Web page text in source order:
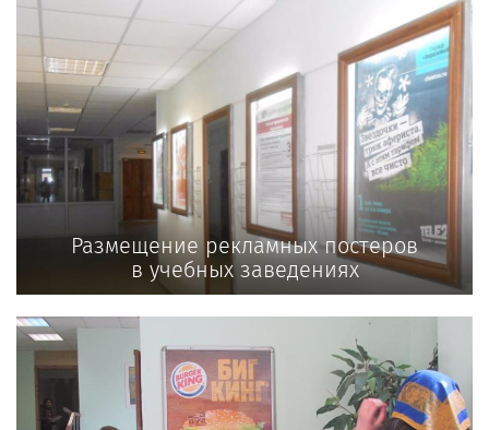
Размещение рекламных постеров
в учебных заведениях